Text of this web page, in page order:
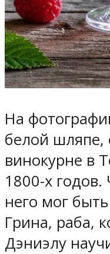
На
белой шляпе,
винокурне в
1800-х годов.
него мог
Грина, раба,
Дэниэлу